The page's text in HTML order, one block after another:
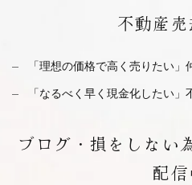
不動産
「理想の価格で高く売りたい」
「なるべく早く現金化したい」
ブログ・ 損をしない
配信